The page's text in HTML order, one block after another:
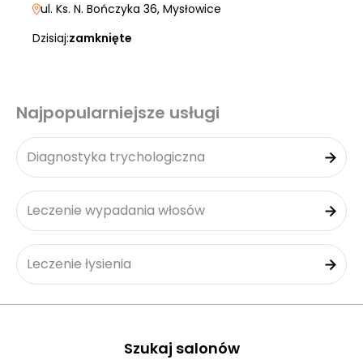
ul. Ks. N. Bończyka 36, Mysłowice
Dzisiaj:zamknięte
Najpopularniejsze usługi
Diagnostyka trychologiczna
Leczenie wypadania włosów
Leczenie łysienia
Szukaj salonów